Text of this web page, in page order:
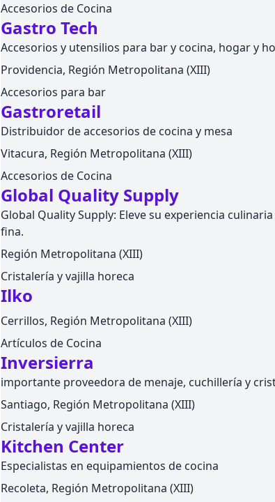
Accesorios de Cocina
Gastro Tech
Accesorios y utensilios para bar y cocina, hogar y
Providencia, Región Metropolitana (XIII)
Accesorios para bar
Gastroretail
Distribuidor de accesorios de cocina y mesa
Vitacura, Región Metropolitana (XIII)
Accesorios de Cocina
Global Quality Supply
Global Quality Supply: Eleve su experiencia
fina.
Región Metropolitana (XIII)
Cristalería y vajilla horeca
Ilko
Cerrillos, Región Metropolitana (XIII)
Artículos de Cocina
Inversierra
importante proveedora de menaje, cuchillería y
Santiago, Región Metropolitana (XIII)
Cristalería y vajilla horeca
Kitchen Center
Especialistas en equipamientos de cocina
Recoleta, Región Metropolitana (XIII)